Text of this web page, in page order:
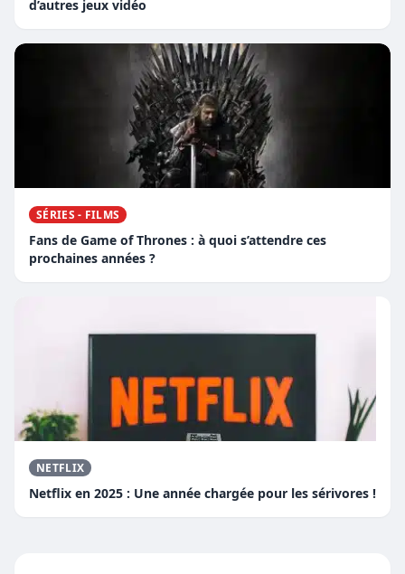
d’autres jeux vidéo
SÉRIES - FILMS
Fans de Game of Thrones : à quoi s’attendre ces
prochaines années ?
NETFLIX
Netflix en 2025 : Une année chargée pour les sérivores !